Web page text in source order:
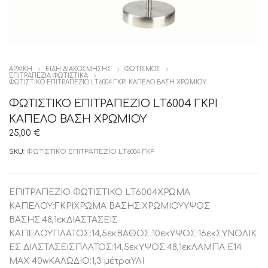
ΑΡΧΙΚΉ ΕΙΔΗ ΔΙΑΚΟΣΜΗΣΗΣ
ΦΩΤΙΣΜΟΣ
ΕΠΙΤΡΑΠΕΖΙΑ ΦΩΤΙΣΤΙΚΑ
ΦΩΤΙΣΤΙΚΟ ΕΠΙΤΡΑΠΕΖΙΟ LΤ6004 ΓΚΡΙ ΚΑΠΕΛΟ ΒΑΣΗ ΧΡΩΜΙΟΥ
ΦΩΤΙΣΤΙΚΟ ΕΠΙΤΡΑΠΕΖΙΟ LΤ6004 ΓΚΡΙ
ΚΑΠΕΛΟ ΒΑΣΗ ΧΡΩΜΙΟΥ
25,00 €
SKU: ΦΩΤΙΣΤΙΚΟ ΕΠΙΤΡΑΠΕΖΙΟ LΤ6004 ΓΚΡ
ΕΠΙΤΡΑΠΕΖΙΟ ΦΩΤΙΣΤΙΚΟ LΤ6004ΧΡΩΜΑ
ΚΑΠΕΛΟΥ:ΓΚΡΙΧΡΩΜΑ ΒΑΣΗΣ:ΧΡΩΜΙΟΥΥΨΟΣ
ΒΑΣΗΣ:48,1εκΔΙΑΣΤΑΣΕΙΣ
ΚΑΠΕΛΟΥΠΛΑΤΟΣ:14,5εκΒΑΘΟΣ:10εκΥΨΟΣ:16εκΣΥΝΟΛΙΚ
ΕΣ ΔΙΑΣΤΑΣΕΙΣΠΛΑΤΟΣ:14,5εκΥΨΟΣ:48,1εκΛΑΜΠΑ Ε14
ΜΑΧ 40wΚΑΛΩΔΙΟ:1,3 μέτραΥΛΙ